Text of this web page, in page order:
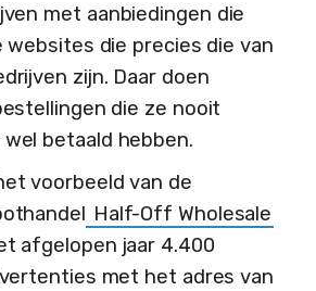
met aanbiedingen die
websites die precies die van
zijn. Daar doen
die ze nooit
betaald hebben.
voorbeeld van de
Half-Off Wholesale
afgelopen jaar 4.400
met het adres van